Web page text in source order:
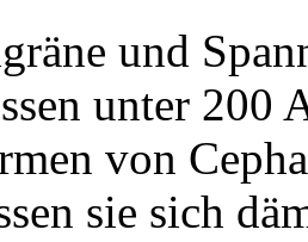
und
unter 200
von
sie sich